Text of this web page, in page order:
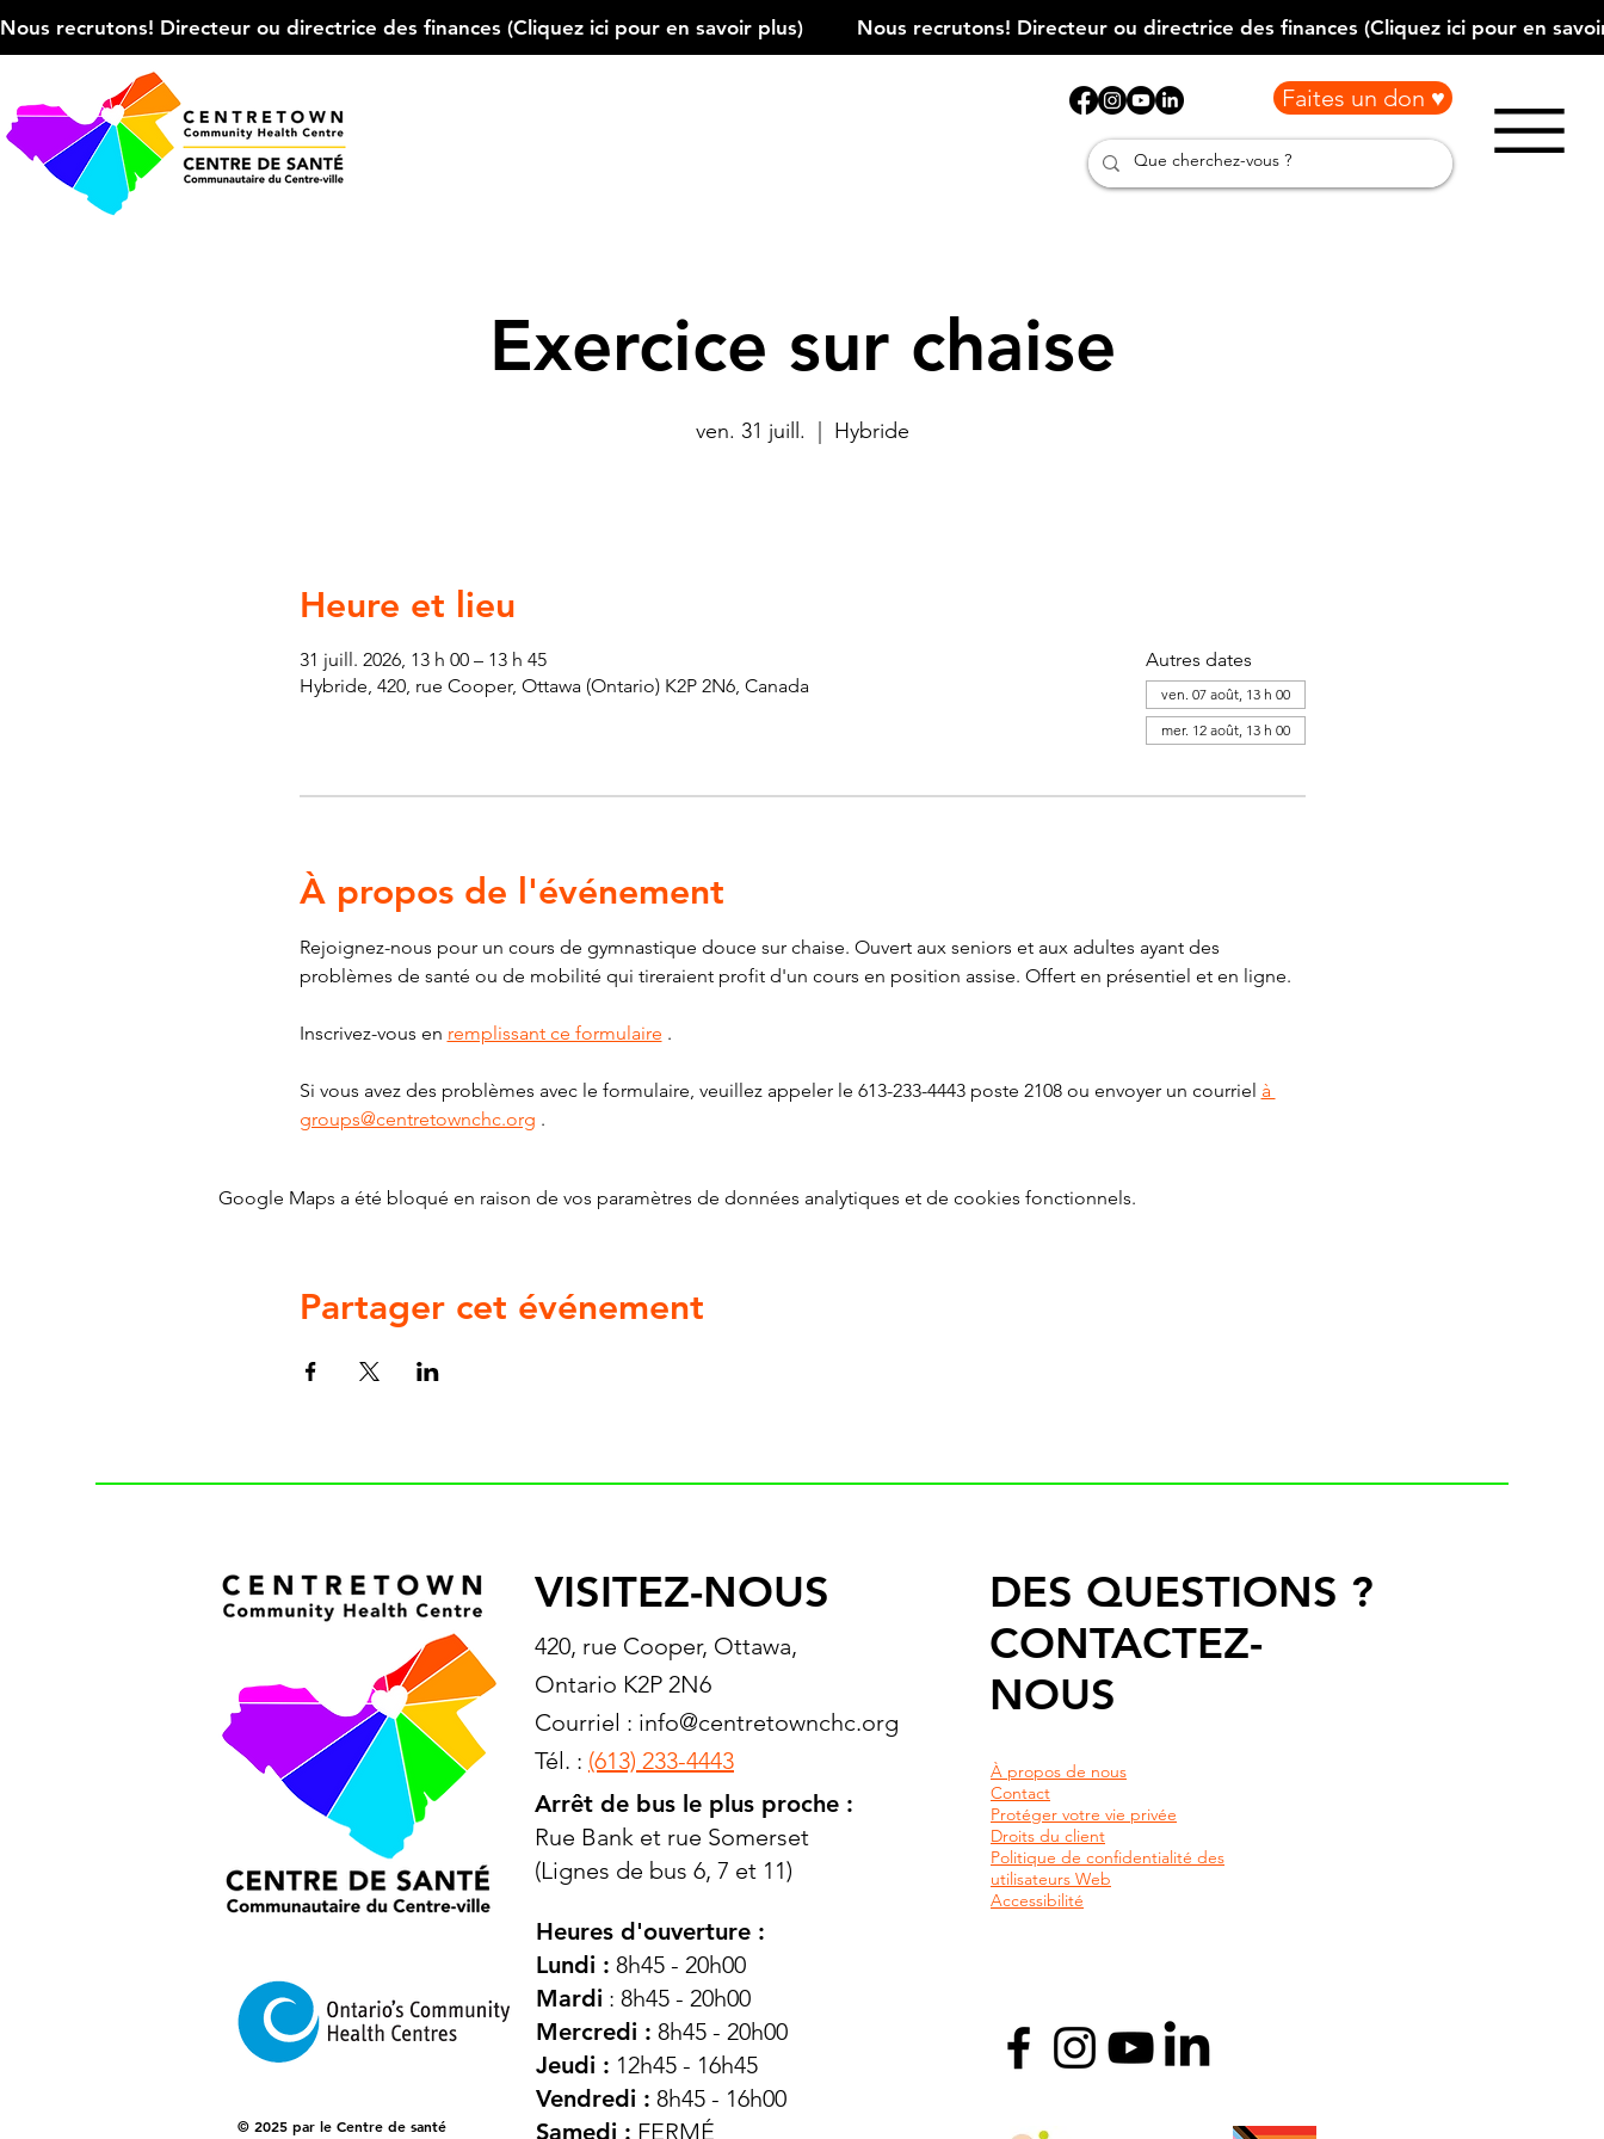
Nous recrutons! Directeur ou directrice des finances (Cliquez ici pour en savoir plus)
Faites un don ♥
Exercice sur chaise
ven. 31 juill. Hybride
Heure et lieu
31 juill. 2026, 13 h 00 – 13 h 45
Hybride, 420, rue Cooper, Ottawa (Ontario) K2P 2N6, Canada
Autres dates
ven. 07 août, 13 h 00
mer. 12 août, 13 h 00
À propos de l'événement
Rejoignez-nous pour un cours de gymnastique douce sur chaise. Ouvert aux seniors et aux adultes ayant des
problèmes de santé ou de mobilité qui tireraient profit d'un cours en position assise. Offert en présentiel et en ligne.
Inscrivez-vous en remplissant ce formulaire .
Si vous avez des problèmes avec le formulaire, veuillez appeler le 613-233-4443 poste 2108 ou envoyer un courriel à
groups@centretownchc.org .
Google Maps a été bloqué en raison de vos paramètres de données analytiques et de cookies fonctionnels.
Partager cet événement
© 2025 par le Centre de santé
VISITEZ-NOUS
420, rue Cooper, Ottawa,
Ontario K2P 2N6
Courriel : info@centretownchc.org
Tél. : (613) 233-4443
Arrêt de bus le plus proche :
Rue Bank et rue Somerset
(Lignes de bus 6, 7 et 11)
Heures d'ouverture :
Lundi : 8h45 - 20h00
Mardi : 8h45 - 20h00
Mercredi : 8h45 - 20h00
Jeudi : 12h45 - 16h45
Vendredi : 8h45 - 16h00
Samedi : FERMÉ
DES QUESTIONS ?
CONTACTEZ-
NOUS
À propos de nous
Contact
Protéger votre vie privée
Droits du client
Politique de confidentialité des
utilisateurs Web
Accessibilité